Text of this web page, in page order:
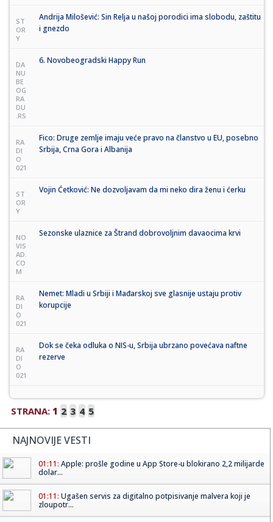
ST
OR
Y
Andrija Milošević: Sin Relja u našoj porodici ima slobodu, zaštitu
i gnezdo
DA
NU
BE
OG
RA
DU
.RS
6. Novobeogradski Happy Run
RA
DI
O
021
Fico: Druge zemlje imaju veće pravo na članstvo u EU, posebno
Srbija, Crna Gora i Albanija
ST
OR
Y
Vojin Ćetković: Ne dozvoljavam da mi neko dira ženu i ćerku
NO
VIS
AD.
CO
M
Sezonske ulaznice za Štrand dobrovoljnim davaocima krvi
RA
DI
O
021
Nemet: Mladi u Srbiji i Mađarskoj sve glasnije ustaju protiv
korupcije
RA
DI
O
021
Dok se čeka odluka o NIS-u, Srbija ubrzano povećava naftne
rezerve
STRANA: 1 2 3 4 5
NAJNOVIJE VESTI
01:11: Apple: prošle godine u App Store-u blokirano 2,2 milijarde
dolar...
01:11: Ugašen servis za digitalno potpisivanje malvera koji je
zloupotr...